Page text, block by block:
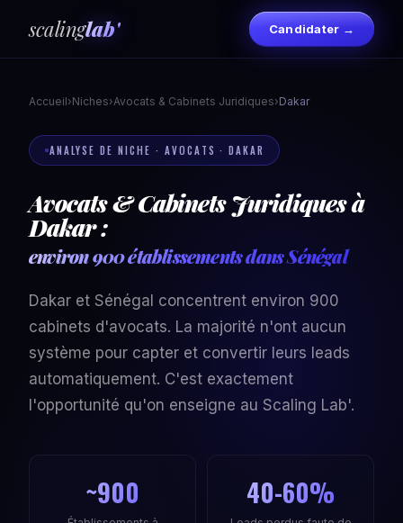
scalinglab' Candidater →
Accueil›Niches›Avocats & Cabinets Juridiques›Dakar
ANALYSE DE NICHE · AVOCATS · DAKAR
Avocats & Cabinets Juridiques à
Dakar :
environ 900 établissements dans Sénégal
Dakar et Sénégal concentrent environ 900
cabinets d'avocats. La majorité n'ont aucun
système pour capter et convertir leurs leads
automatiquement. C'est exactement
l'opportunité qu'on enseigne au Scaling Lab'.
~900 40-60%